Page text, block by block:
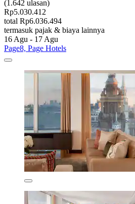
(1.642 ulasan)
Rp5.030.412
total Rp6.036.494
termasuk pajak & biaya lainnya
16 Agu - 17 Agu
Page8, Page Hotels